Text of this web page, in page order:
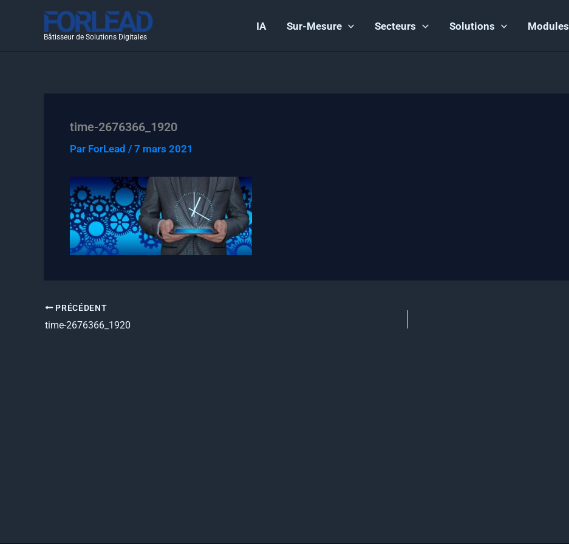
Bâtisseur de Solutions Digitales
IA Sur-Mesure Secteurs Solutions Modules
time-2676366_1920
Par ForLead / 7 mars 2021
PRÉCÉDENT
time-2676366_1920